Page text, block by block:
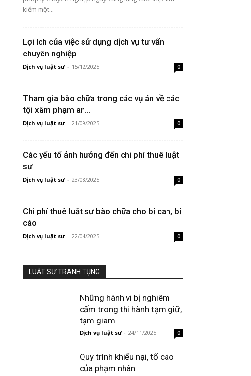
kiếm một...
Lợi ích của việc sử dụng dịch vụ tư vấn
chuyên nghiệp
Dịch vụ luật sư - 15/12/2025 0
Tham gia bào chữa trong các vụ án về các
tội xâm phạm an...
Dịch vụ luật sư - 21/09/2025 0
Các yếu tố ảnh hưởng đến chi phí thuê luật
sư
Dịch vụ luật sư - 23/08/2025 0
Chi phí thuê luật sư bào chữa cho bị can, bị
cáo
Dịch vụ luật sư - 22/04/2025 0
LUẬT SƯ TRANH TỤNG
Những hành vi bị nghiêm
cấm trong thi hành tạm giữ,
tạm giam
Dịch vụ luật sư - 24/11/2025 0
Quy trình khiếu nại, tố cáo
của phạm nhân